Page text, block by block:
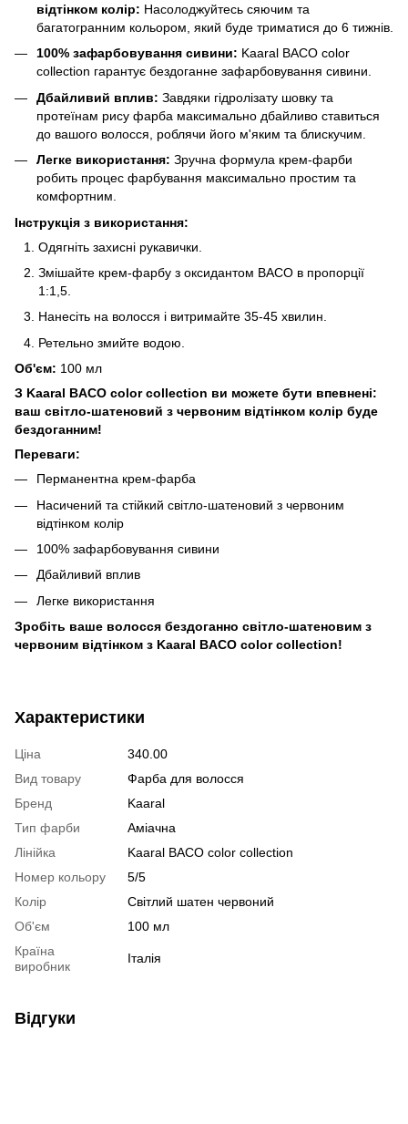
відтінком колір: Насолоджуйтесь сяючим та
багатогранним кольором, який буде триматися до 6 тижнів.
100% зафарбовування сивини: Kaaral BACO color
collection гарантує бездоганне зафарбовування сивини.
Дбайливий вплив: Завдяки гідролізату шовку та
протеїнам рису фарба максимально дбайливо ставиться
до вашого волосся, роблячи його м'яким та блискучим.
Легке використання: Зручна формула крем-фарби
робить процес фарбування максимально простим та
комфортним.
Інструкція з використання:
Одягніть захисні рукавички.
Змішайте крем-фарбу з оксидантом BACO в пропорції
1:1,5.
Нанесіть на волосся і витримайте 35-45 хвилин.
Ретельно змийте водою.
Об'єм: 100 мл
З Kaaral BACO color collection ви можете бути впевнені:
ваш світло-шатеновий з червоним відтінком колір буде
бездоганним!
Переваги:
Перманентна крем-фарба
Насичений та стійкий світло-шатеновий з червоним
відтінком колір
100% зафарбовування сивини
Дбайливий вплив
Легке використання
Зробіть ваше волосся бездоганно світло-шатеновим з
червоним відтінком з Kaaral BACO color collection!
Характеристики
Ціна
340.00
Вид товару
Фарба для волосся
Бренд
Kaaral
Тип фарби
Аміачна
Лінійка
Kaaral BACO color collection
Номер кольору
5/5
Колір
Світлий шатен червоний
Об'єм
100 мл
Країна
виробник
Італія
Відгуки